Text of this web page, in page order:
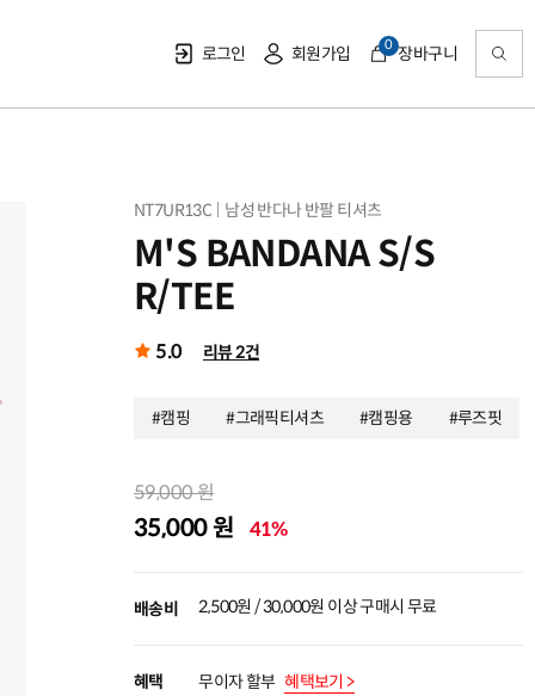
로그인 회원가입 장바구니
0
NT7UR13C 남성 반다나 반팔 티셔츠
M'S BANDANA S/S
R/TEE
5.0 리뷰 2건
#캠핑 #그래픽티셔츠 #캠핑용 #루즈핏
59,000 원
35,000 원 41%
배송비 2,500원 / 30,000원 이상 구매시 무료
혜택 무이자 할부 혜택보기 >